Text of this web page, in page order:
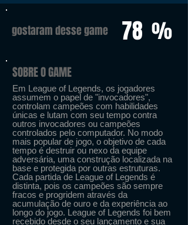
gostaram desse game 78 %
SOBRE O GAME
Em League of Legends, os jogadores
assumem o papel de "invocadores",
controlam campeões com habilidades
únicas e lutam com seu tempo contra
outros invocadores ou campeões
controlados pelo computador. No modo
mais popular de jogo, o objetivo de cada
tempo é destruir ou nexo da equipe
adversária, uma construção localizada na
base e protegida por outras estruturas.
Cada partida de League of Legends é
distinta, pois os campeões são sempre
fracos e progridem através da
acumulação de ouro e da experiência ao
longo do jogo. League of Legends foi bem
recebido desde o seu lançamento e sua